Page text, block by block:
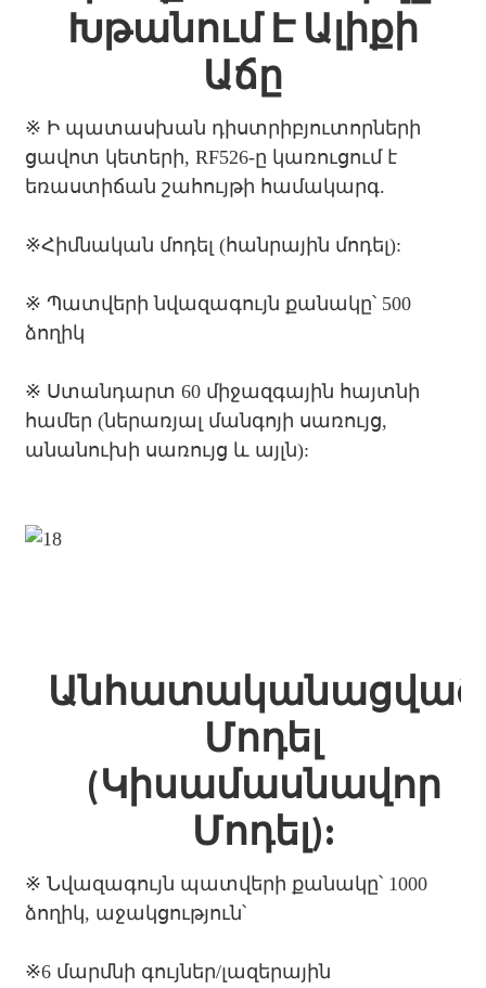
Խթանում Է Ալիքի
Աճը
※ Ի պատասխան դիստրիբյուտորների
ցավոտ կետերի, RF526-ը կառուցում է
եռաստիճան շահույթի համակարգ.
※Հիմնական մոդել (հանրային մոդել):
※ Պատվերի նվազագույն քանակը՝ 500
ձողիկ
※ Ստանդարտ 60 միջազգային հայտնի
համեր (ներառյալ մանգոյի սառույց,
անանուխի սառույց և այլն):
Անհատականացված
Մոդել
(կիսամասնավոր
Մոդել):
※ Նվազագույն պատվերի քանակը՝ 1000
ձողիկ, աջակցություն՝
※6 մարմնի գույներ/լազերային